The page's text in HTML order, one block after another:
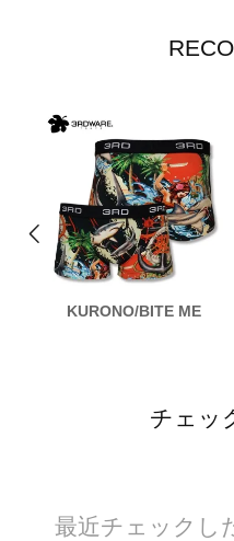
KURONO/BITE ME
チェッ
最近チェックし